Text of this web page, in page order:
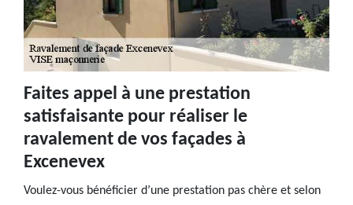
Faites appel à une prestation
satisfaisante pour réaliser le
ravalement de vos façades à
Excenevex
Voulez-vous bénéficier d’une prestation pas chère et selon